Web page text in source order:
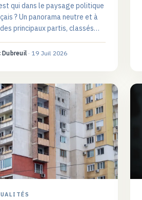
qui dans le paysage politique
? Un panorama neutre et à
principaux partis, classés
et une grille de lecture
Dubreuil · 19 Juil 2026